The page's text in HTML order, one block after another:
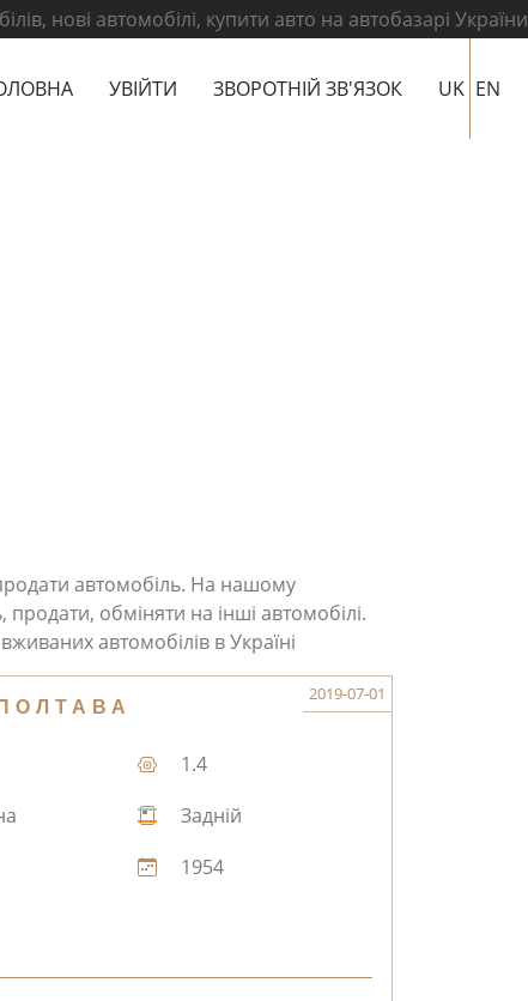
нові автомобілі, купити авто на автобазарі України
УВІЙТИ ЗВОРОТНІЙ ЗВ'ЯЗОК UK EN
автомобіль. На нашому
обміняти на інші автомобілі.
автомобілів в Україні
2019-07-01
1.4
Задній
1954